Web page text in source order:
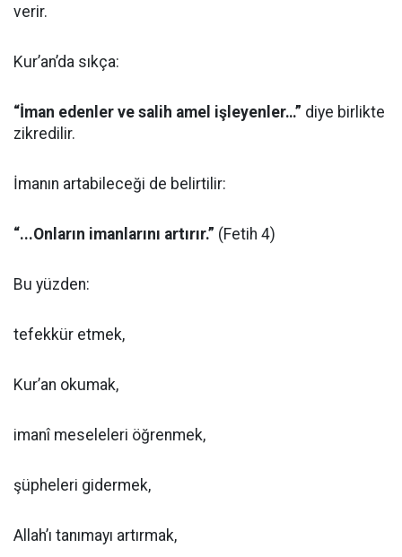
verir.
Kur’an’da sıkça:
“İman edenler ve salih amel işleyenler…” diye birlikte
zikredilir.
İmanın artabileceği de belirtilir:
“...Onların imanlarını artırır.” (Fetih 4)
Bu yüzden:
tefekkür etmek,
Kur’an okumak,
imanî meseleleri öğrenmek,
şüpheleri gidermek,
Allah’ı tanımayı artırmak,